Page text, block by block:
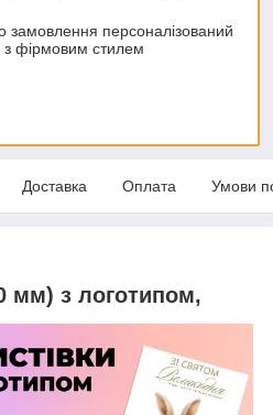
замовлення персоналізований
з фірмовим стилем
Доставка Оплата Умови
мм) з логотипом,